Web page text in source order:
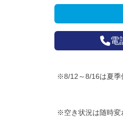
電
※8/12～8/16は夏季
※空き状況は随時変